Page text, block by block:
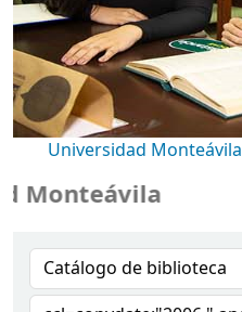
Universidad Monteávila